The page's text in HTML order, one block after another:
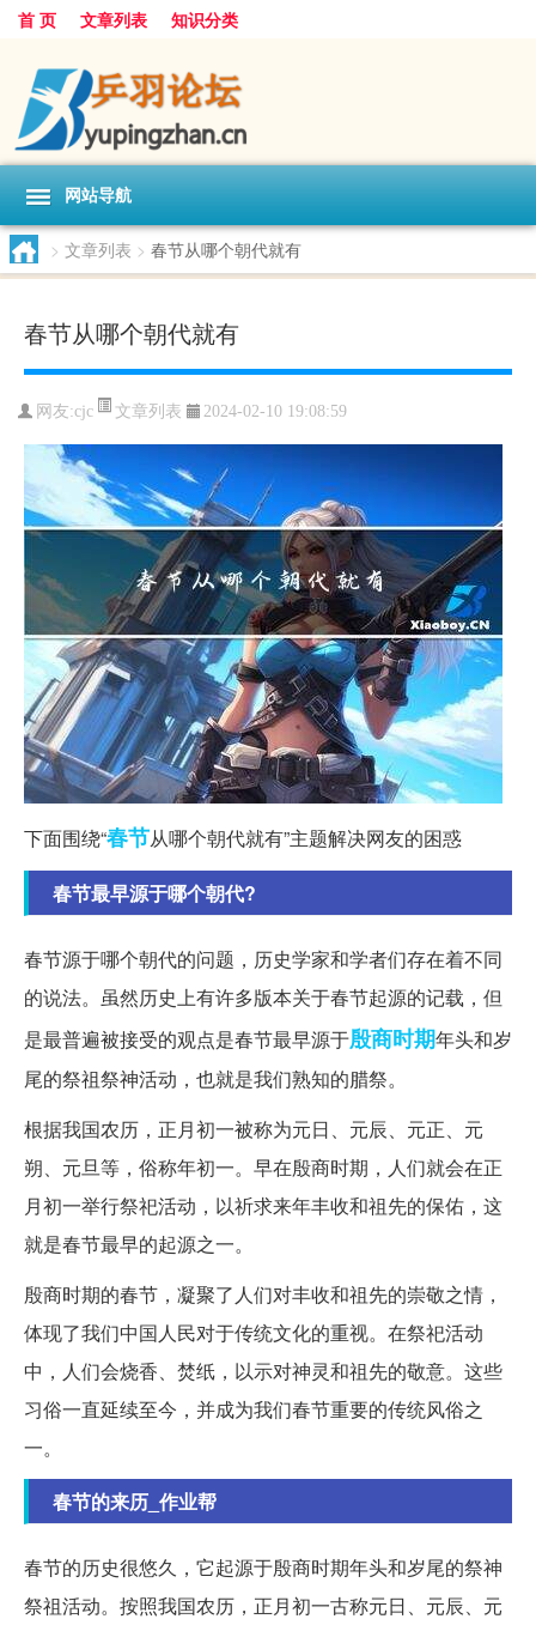
首 页 文章列表 知识分类
网站导航
> 文章列表 > 春节从哪个朝代就有
春节从哪个朝代就有
网友:cjc 文章列表 2024-02-10 19:08:59
下面围绕“春节从哪个朝代就有”主题解决网友的困惑
春节最早源于哪个朝代?
春节源于哪个朝代的问题，历史学家和学者们存在着不同
的说法。虽然历史上有许多版本关于春节起源的记载，但
是最普遍被接受的观点是春节最早源于殷商时期年头和岁
尾的祭祖祭神活动，也就是我们熟知的腊祭。
根据我国农历，正月初一被称为元日、元辰、元正、元
朔、元旦等，俗称年初一。早在殷商时期，人们就会在正
月初一举行祭祀活动，以祈求来年丰收和祖先的保佑，这
就是春节最早的起源之一。
殷商时期的春节，凝聚了人们对丰收和祖先的崇敬之情，
体现了我们中国人民对于传统文化的重视。在祭祀活动
中，人们会烧香、焚纸，以示对神灵和祖先的敬意。这些
习俗一直延续至今，并成为我们春节重要的传统风俗之
一。
春节的来历_作业帮
春节的历史很悠久，它起源于殷商时期年头和岁尾的祭神
祭祖活动。按照我国农历，正月初一古称元日、元辰、元